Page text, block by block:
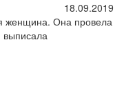
18.09.2019
женщина. Она провела
выписала